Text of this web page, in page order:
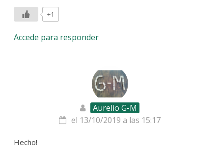
+1
Accede para responder
Aurelio G-M
el 13/10/2019 a las 15:17
Hecho!